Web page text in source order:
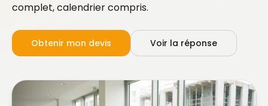
complet, calendrier compris.
Obtenir mon devis Voir la réponse